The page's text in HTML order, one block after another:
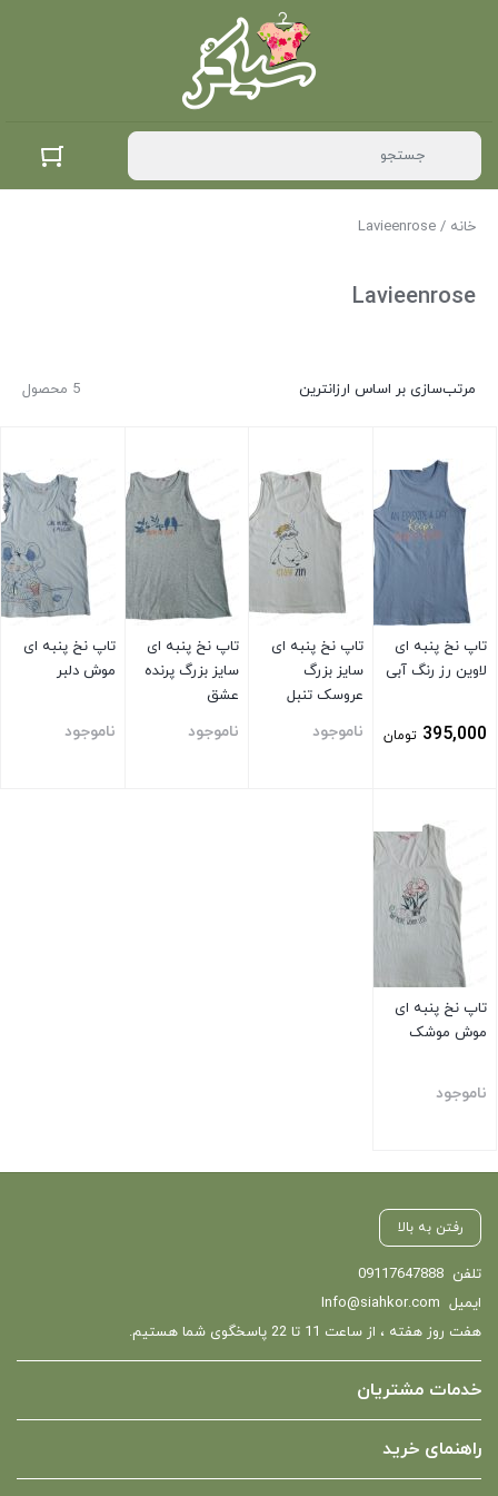
خانه / Lavieenrose
Lavieenrose
5 محصول مرتب‌سازی بر اساس ارزانترین
تاپ نخ پنبه ای
لاوین رز رنگ آبی
395,000 تومان
تاپ نخ پنبه ای
سایز بزرگ
عروسک تنبل
ناموجود
تاپ نخ پنبه ای
سایز بزرگ پرنده
عشق
ناموجود
تاپ نخ پنبه ای
موش دلبر
ناموجود
تاپ نخ پنبه ای
موش موشک
ناموجود
رفتن به بالا
تلفن 09117647888
ایمیل Info@siahkor.com
هفت روز هفته ، از ساعت 11 تا 22 پاسخگوی شما هستیم.
خدمات مشتریان
راهنمای خرید